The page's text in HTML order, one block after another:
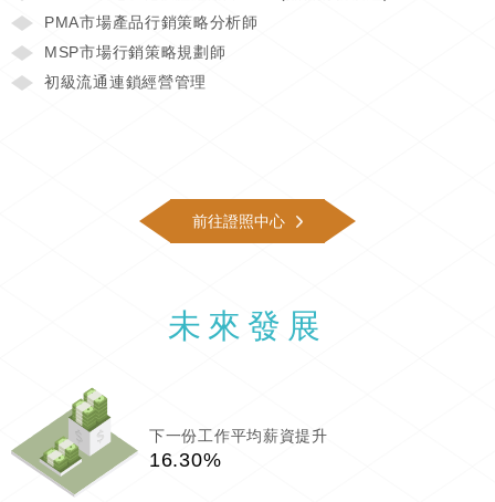
PMA市場產品行銷策略分析師
MSP市場行銷策略規劃師
初級流通連鎖經營管理
前往證照中心
未來發展
下一份工作平均薪資提升
16.30%